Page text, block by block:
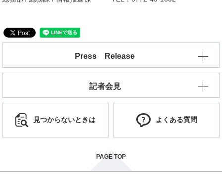
Press Release
記者会見
見つからないときは よくある質問
PAGE TOP